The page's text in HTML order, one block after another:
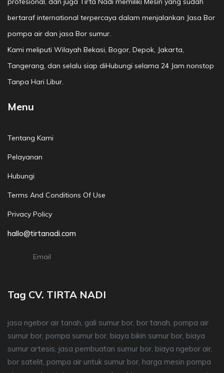
bertaraf international terpercaya dalam menjalankan Jasa Bor
pompa air dan jasa Bor sumur.
Kami meliputi Wilayah Bekasi, Bogor, Depok, Jakarta,
Tangerang, dan selalu siap diHubungi selama 24 Jam nonstop
Tanpa Hari Libur.
Menu
Tentang Kami
Pelayanan
Hubungi
Terms And Conditions Of Use
Privacy Policy
hallo@tirtanadi.com
Email
Tag CV. TIRTA NADI
jasa ngebor air tanah, gali sumur bor, bor tanah, pompa air
sumur bor, pompa sumur bor, biaya bikin sumur bor, biaya
sumur artesis, jasa pembuatan sumur bor, biaya ngebor air,
bor satelit, pompa air untuk sumur bor, harga mesin pompa